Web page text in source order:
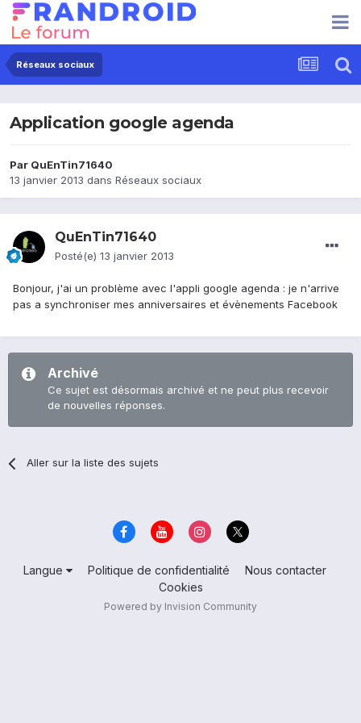
Réseaux sociaux
Application google agenda
Par QuEnTin71640
13 janvier 2013 dans Réseaux sociaux
QuEnTin71640
Posté(e) 13 janvier 2013
Bonjour, j'ai un problème avec l'appli google agenda : je n'arrive
pas a synchroniser mes anniversaires et évènements Facebook
Archivé
Ce sujet est désormais archivé et ne peut plus recevoir
de nouvelles réponses.
Aller sur la liste des sujets
Langue Politique de confidentialité
Nous contacter
Cookies
Powered by Invision Community